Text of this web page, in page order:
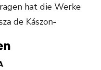
hat die Werke
de Kászon-